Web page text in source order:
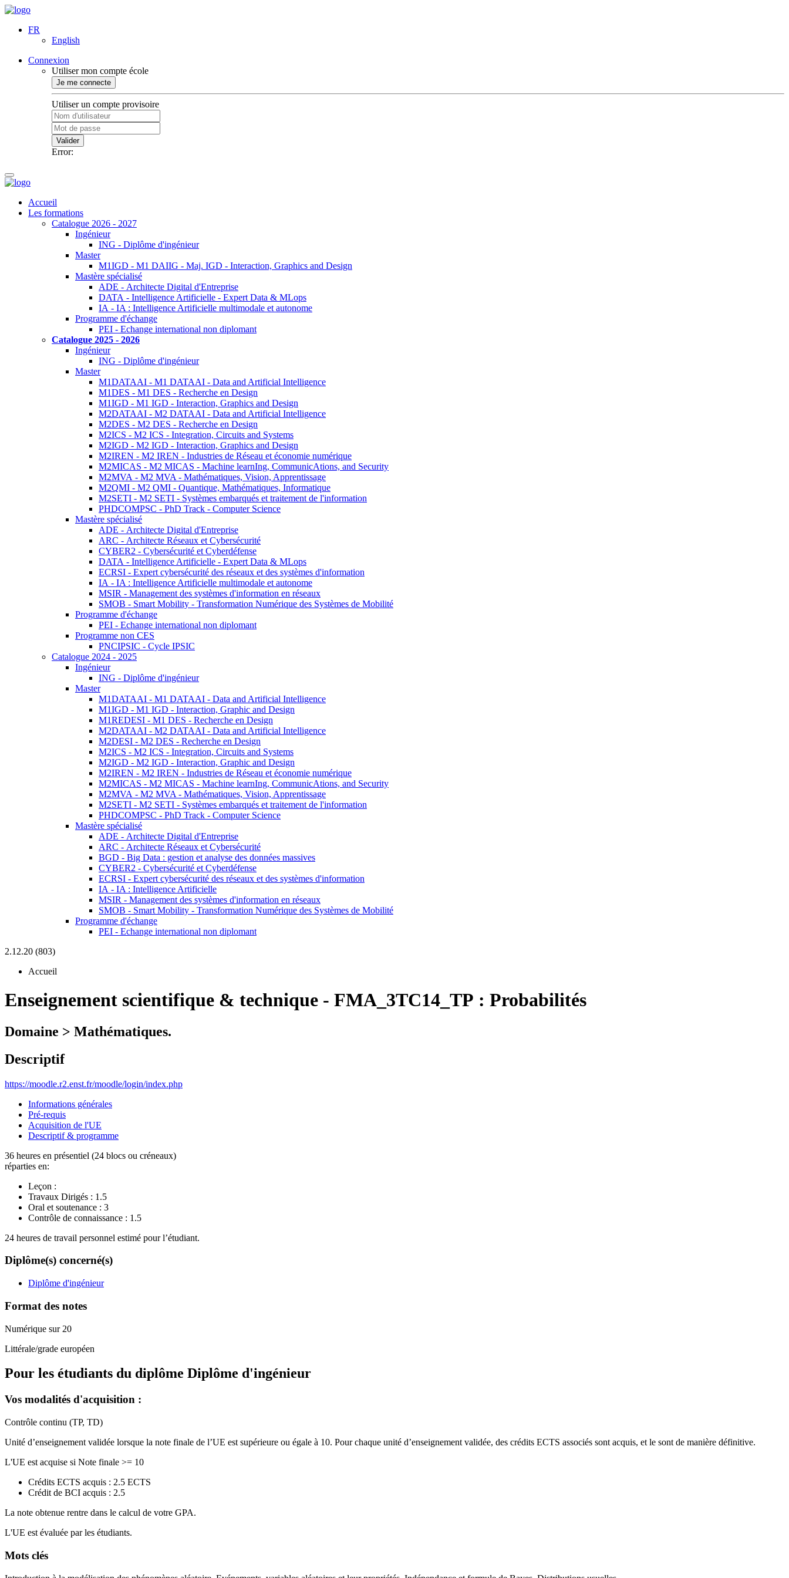
FR
English
Connexion
Utiliser mon compte école
Je me connecte
Utiliser un compte provisoire
Valider
Error:
Accueil
Les formations
Catalogue 2026 - 2027
Ingénieur
ING - Diplôme d'ingénieur
Master
M1IGD - M1 DAIIG - Maj. IGD - Interaction, Graphics and Design
Mastère spécialisé
ADE - Architecte Digital d'Entreprise
DATA - Intelligence Artificielle - Expert Data & MLops
IA - IA : Intelligence Artificielle multimodale et autonome
Programme d'échange
PEI - Echange international non diplomant
Catalogue 2025 - 2026
Ingénieur
ING - Diplôme d'ingénieur
Master
M1DATAAI - M1 DATAAI - Data and Artificial Intelligence
M1DES - M1 DES - Recherche en Design
M1IGD - M1 IGD - Interaction, Graphics and Design
M2DATAAI - M2 DATAAI - Data and Artificial Intelligence
M2DES - M2 DES - Recherche en Design
M2ICS - M2 ICS - Integration, Circuits and Systems
M2IGD - M2 IGD - Interaction, Graphics and Design
M2IREN - M2 IREN - Industries de Réseau et économie numérique
M2MICAS - M2 MICAS - Machine learnIng, CommunicAtions, and Security
M2MVA - M2 MVA - Mathématiques, Vision, Apprentissage
M2QMI - M2 QMI - Quantique, Mathématiques, Informatique
M2SETI - M2 SETI - Systèmes embarqués et traitement de l'information
PHDCOMPSC - PhD Track - Computer Science
Mastère spécialisé
ADE - Architecte Digital d'Entreprise
ARC - Architecte Réseaux et Cybersécurité
CYBER2 - Cybersécurité et Cyberdéfense
DATA - Intelligence Artificielle - Expert Data & MLops
ECRSI - Expert cybersécurité des réseaux et des systèmes d'information
IA - IA : Intelligence Artificielle multimodale et autonome
MSIR - Management des systèmes d'information en réseaux
SMOB - Smart Mobility - Transformation Numérique des Systèmes de Mobilité
Programme d'échange
PEI - Echange international non diplomant
Programme non CES
PNCIPSIC - Cycle IPSIC
Catalogue 2024 - 2025
Ingénieur
ING - Diplôme d'ingénieur
Master
M1DATAAI - M1 DATAAI - Data and Artificial Intelligence
M1IGD - M1 IGD - Interaction, Graphic and Design
M1REDESI - M1 DES - Recherche en Design
M2DATAAI - M2 DATAAI - Data and Artificial Intelligence
M2DESI - M2 DES - Recherche en Design
M2ICS - M2 ICS - Integration, Circuits and Systems
M2IGD - M2 IGD - Interaction, Graphic and Design
M2IREN - M2 IREN - Industries de Réseau et économie numérique
M2MICAS - M2 MICAS - Machine learnIng, CommunicAtions, and Security
M2MVA - M2 MVA - Mathématiques, Vision, Apprentissage
M2SETI - M2 SETI - Systèmes embarqués et traitement de l'information
PHDCOMPSC - PhD Track - Computer Science
Mastère spécialisé
ADE - Architecte Digital d'Entreprise
ARC - Architecte Réseaux et Cybersécurité
BGD - Big Data : gestion et analyse des données massives
CYBER2 - Cybersécurité et Cyberdéfense
ECRSI - Expert cybersécurité des réseaux et des systèmes d'information
IA - IA : Intelligence Artificielle
MSIR - Management des systèmes d'information en réseaux
SMOB - Smart Mobility - Transformation Numérique des Systèmes de Mobilité
Programme d'échange
PEI - Echange international non diplomant
2.12.20 (803)
Accueil
Enseignement scientifique & technique - FMA_3TC14_TP : Probabilités
Domaine > Mathématiques.
Descriptif
https://moodle.r2.enst.fr/moodle/login/index.php
Informations générales
Pré-requis
Acquisition de l'UE
Descriptif & programme
36 heures en présentiel (24 blocs ou créneaux)
réparties en:
Leçon :
Travaux Dirigés : 1.5
Oral et soutenance : 3
Contrôle de connaissance : 1.5
24 heures de travail personnel estimé pour l’étudiant.
Diplôme(s) concerné(s)
Diplôme d'ingénieur
Format des notes
Numérique sur 20
Littérale/grade européen
Pour les étudiants du diplôme Diplôme d'ingénieur
Vos modalités d'acquisition :
Contrôle continu (TP, TD)
Unité d’enseignement validée lorsque la note finale de l’UE est supérieure ou égale à 10. Pour chaque unité d’enseignement validée, des crédits ECTS associés sont acquis, et le sont de manière définitive.
L'UE est acquise si Note finale >= 10
Crédits ECTS acquis : 2.5 ECTS
Crédit de BCI acquis : 2.5
La note obtenue rentre dans le calcul de votre GPA.
L'UE est évaluée par les étudiants.
Mots clés